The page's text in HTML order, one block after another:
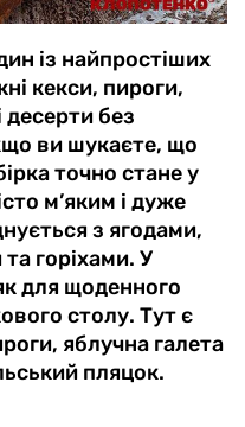
із найпростіших
кекси, пироги,
десерти без
ви шукаєте, що
точно стане у
м’яким і дуже
з ягодами,
горіхами. У
для щоденного
столу. Тут є
яблучна галета
пляцок.